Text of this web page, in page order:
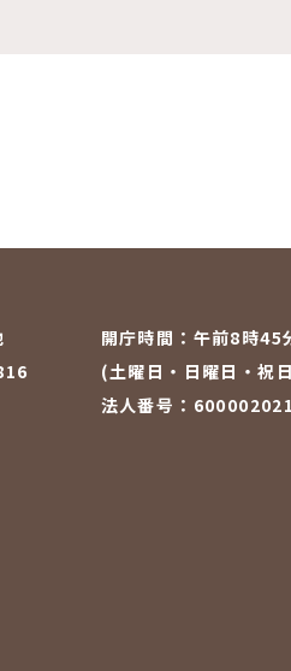
開庁時間： 午前8時45
(土曜日・日曜日・祝
法人番号：